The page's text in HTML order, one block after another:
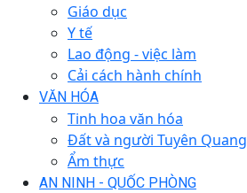
Giáo dục
Y tế
Lao động - việc làm
Cải cách hành chính
VĂN HÓA
Tinh hoa văn hóa
Đất và người Tuyên Quang
Ẩm thực
AN NINH - QUỐC PHÒNG